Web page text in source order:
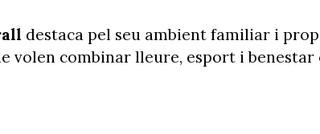
destaca pel seu ambient familiar i
volen combinar lleure, esport i benestar